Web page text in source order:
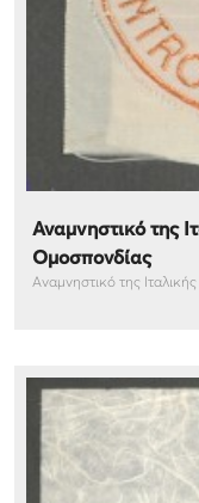
Αναμνηστικό της
Ομοσπονδίας
Αναμνηστικό της